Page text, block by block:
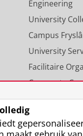
Engineering
University
Campus
University
Facilitaire
Corporate
Agenda